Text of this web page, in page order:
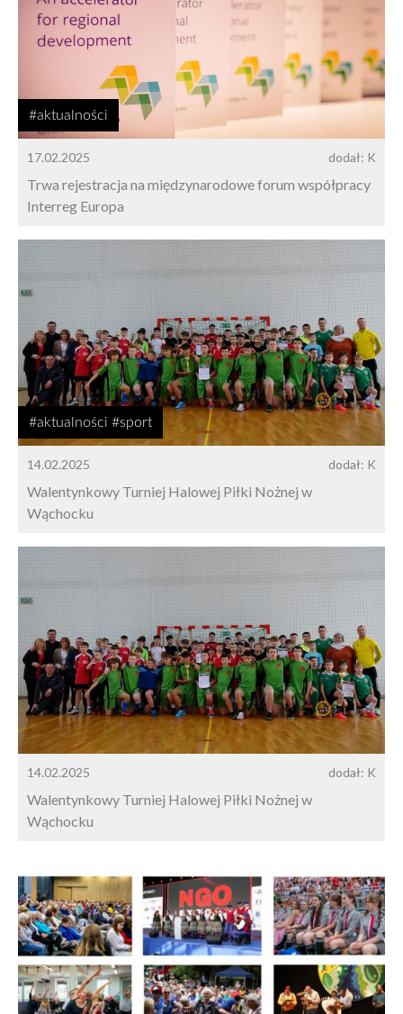
#aktualności
17.02.2025 dodał: K
Trwa rejestracja na międzynarodowe forum współpracy
Interreg Europa
#aktualności #sport
14.02.2025 dodał: K
Walentynkowy Turniej Halowej Piłki Nożnej w
Wąchocku
14.02.2025 dodał: K
Walentynkowy Turniej Halowej Piłki Nożnej w
Wąchocku